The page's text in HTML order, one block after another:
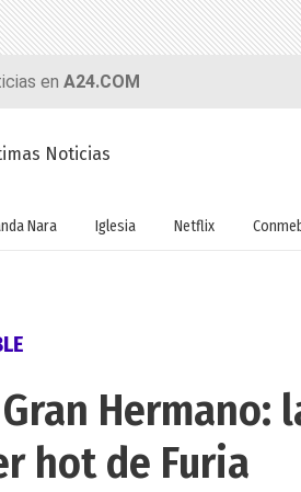
en A24.COM
Noticias
Nara Iglesia Netflix
Hermano:
hot de Furia